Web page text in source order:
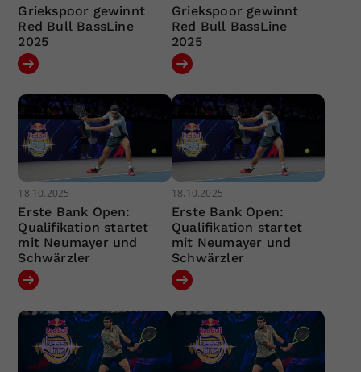
Griekspoor gewinnt
Red Bull BassLine
2025
Griekspoor gewinnt
Red Bull BassLine
2025
18.10.2025
Erste Bank Open:
Qualifikation startet
mit Neumayer und
Schwärzler
18.10.2025
Erste Bank Open:
Qualifikation startet
mit Neumayer und
Schwärzler